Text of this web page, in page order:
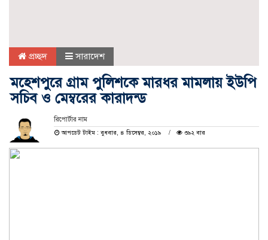
প্রচ্ছদ সারাদেশ
মহেশপুরে গ্রাম পুলিশকে মারধর মামলায় ইউপি
সচিব ও মেম্বরের কারাদন্ড
রিপোর্টার নাম
আপডেট টাইম : বুধবার, ৪ ডিসেম্বর, ২০১৯
৩৯২ বার